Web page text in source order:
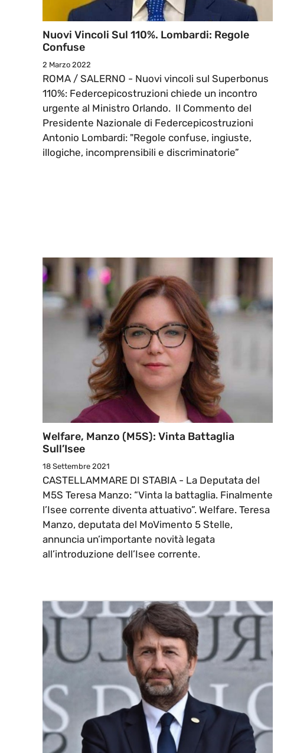
Nuovi Vincoli Sul 110%. Lombardi: Regole
Confuse
2 Marzo 2022
ROMA / SALERNO - Nuovi vincoli sul Superbonus
110%: Federcepicostruzioni chiede un incontro
urgente al Ministro Orlando. Il Commento del
Presidente Nazionale di Federcepicostruzioni
Antonio Lombardi: "Regole confuse, ingiuste,
illogiche, incomprensibili e discriminatorie”
Welfare, Manzo (M5S): Vinta Battaglia
Sull’Isee
18 Settembre 2021
CASTELLAMMARE DI STABIA - La Deputata del
M5S Teresa Manzo: “Vinta la battaglia. Finalmente
l’Isee corrente diventa attuativo”. Welfare. Teresa
Manzo, deputata del MoVimento 5 Stelle,
annuncia un’importante novità legata
all’introduzione dell’Isee corrente.